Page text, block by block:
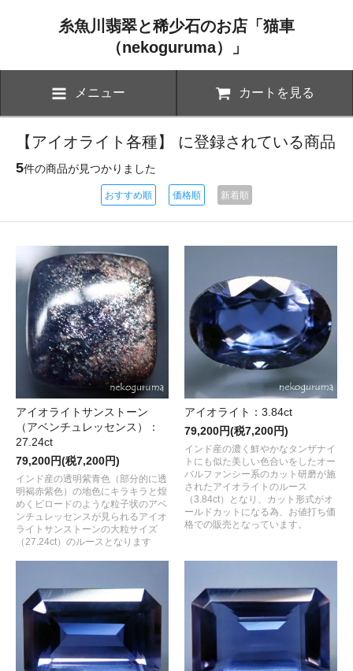
糸魚川翡翠と稀少石のお店「猫車
（nekoguruma）」
メニュー カートを見る
【アイオライト各種】 に登録されている商品
5件の商品が見つかりました
おすすめ順 価格順 新着順
アイオライトサンストーン
（アベンチュレッセンス）：
27.24ct
79,200円(税7,200円)
インド産の透明紫青色（部分的に透
明褐赤紫色）の地色にキラキラと煌
めくビロードのような粒子状のアベ
ンチュレッセンスが見られるアイオ
ライトサンストーンの大粒サイズ
（27.24ct）のルースとなります
アイオライト：3.84ct
79,200円(税7,200円)
インド産の濃く鮮やかなタンザナイ
トにも似た美しい色合いをしたオー
バルファンシー系のカット研磨が施
されたアイオライトのルース
（3.84ct）となり、カット形式がオ
ールドカットになる為、お値打ち価
格での販売となっています。